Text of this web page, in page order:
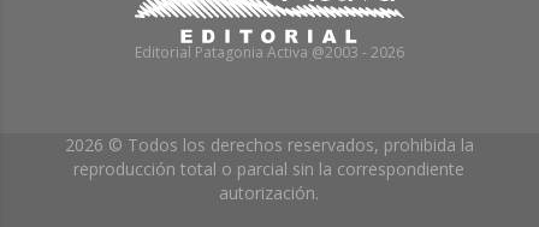
Editorial Patagonia Activa @2003 - 2026
2026 © Todos los derechos reservados, prohibida la
reproducción total o parcial sin la correspondiente
autorización.